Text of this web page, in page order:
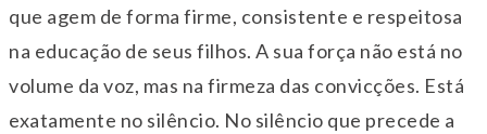
que agem de forma firme, consistente e respeitosa
na educação de seus filhos. A sua força não está no
volume da voz, mas na firmeza das convicções. Está
exatamente no silêncio. No silêncio que precede a